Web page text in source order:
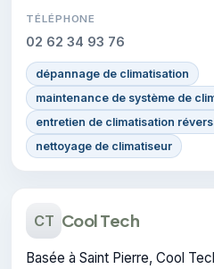
TÉLÉPHONE
02 62 34 93 76
dépannage de climatisation
maintenance de système de
entretien de climatisation
nettoyage de climatiseur
CT Cool Tech
Basée à Saint Pierre, Cool